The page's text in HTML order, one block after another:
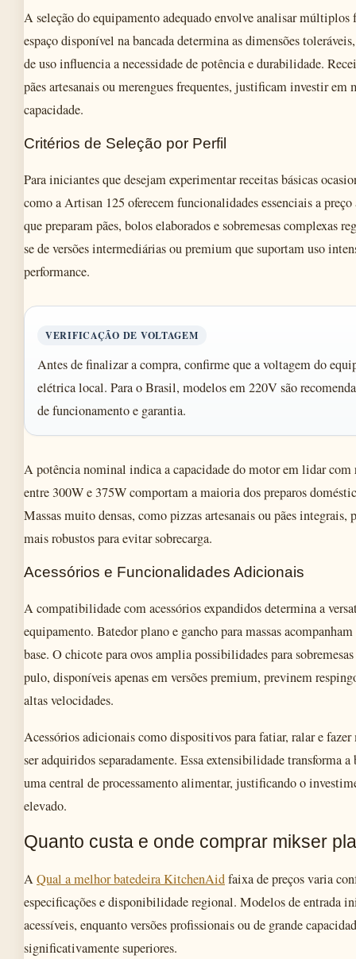
A seleção do equipamento adequado envolve analisar múltiplos
espaço disponível na bancada determina as dimensões
de uso influencia a necessidade de potência e durabilidade.
pães artesanais ou merengues frequentes, justificam investir em
capacidade.
Critérios de Seleção por Perfil
Para iniciantes que desejam experimentar receitas básicas
como a Artisan 125 oferecem funcionalidades essenciais a preço
que preparam pães, bolos elaborados e sobremesas complexas
se de versões intermediárias ou premium que suportam uso
performance.
VERIFICAÇÃO DE VOLTAGEM
Antes de finalizar a compra, confirme que a voltagem do
elétrica local. Para o Brasil, modelos em 220V são
de funcionamento e garantia.
A potência nominal indica a capacidade do motor em lidar com
entre 300W e 375W comportam a maioria dos preparos
Massas muito densas, como pizzas artesanais ou pães
mais robustos para evitar sobrecarga.
Acessórios e Funcionalidades Adicionais
A compatibilidade com acessórios expandidos determina a
equipamento. Batedor plano e gancho para massas
base. O chicote para ovos amplia possibilidades para
pulo, disponíveis apenas em versões premium, previnem
altas velocidades.
Acessórios adicionais como dispositivos para fatiar, ralar e fazer
ser adquiridos separadamente. Essa extensibilidade transforma
uma central de processamento alimentar, justificando o
elevado.
Quanto custa e onde comprar mikser
AQual a melhor batedeira KitchenAidfaixa de preços varia
especificações e disponibilidade regional. Modelos de entrada
acessíveis, enquanto versões profissionais ou de grande
significativamente superiores.